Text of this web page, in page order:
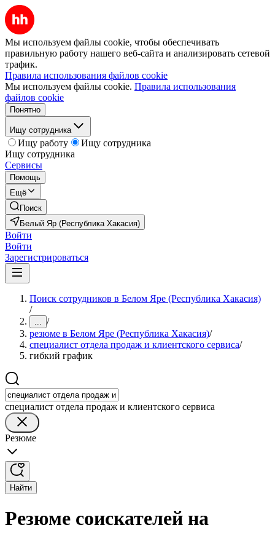
Мы используем файлы cookie, чтобы обеспечивать
правильную работу нашего веб-сайта и анализировать сетевой
трафик.
Правила использования файлов cookie
Мы используем файлы cookie. Правила использования
файлов cookie
Понятно
Ищу сотрудника
Ищу работу
Ищу сотрудника
Ищу сотрудника
Сервисы
Помощь
Ещё
Поиск
Белый Яр (Республика Хакасия)
Войти
Войти
Зарегистрироваться
Поиск сотрудников в Белом Яре (Республика Хакасия)
/
... /
резюме в Белом Яре (Республика Хакасия)/
специалист отдела продаж и клиентского сервиса/
гибкий график
специалист отдела продаж и клиентского сервиса
Резюме
Найти
Резюме соискателей на